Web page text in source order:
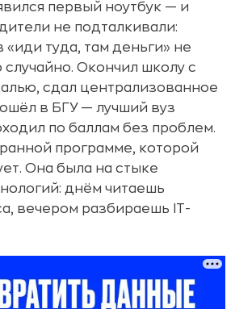
первый ноутбук — и
не подталкивали:
«иди туда, там деньги» не
Окончил школу с
сдал централизованное
в БГУ — лучший вуз
по баллам без проблем.
программе, которой
Она была на стыке
днём читаешь
вечером разбираешь IT-